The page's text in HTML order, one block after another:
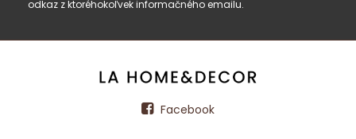
odkaz z ktoréhokoľvek informačného emailu.
Facebook